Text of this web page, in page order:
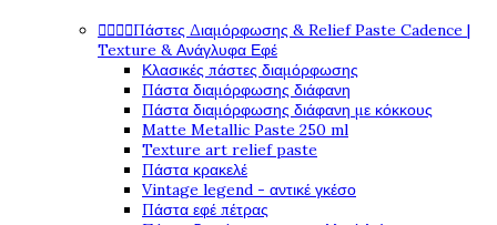
Πάστες Διαμόρφωσης & Relief Paste Cadence |
Texture & Ανάγλυφα Εφέ
Κλασικές πάστες διαμόρφωσης
Πάστα διαμόρφωσης διάφανη
Πάστα διαμόρφωσης διάφανη με κόκκους
Matte Metallic Paste 250 ml
Texture art relief paste
Πάστα κρακελέ
Vintage legend - αντικέ γκέσο
Πάστα εφέ πέτρας